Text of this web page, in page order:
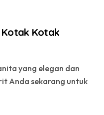
Kotak Kotak
Anda sekarang untuk